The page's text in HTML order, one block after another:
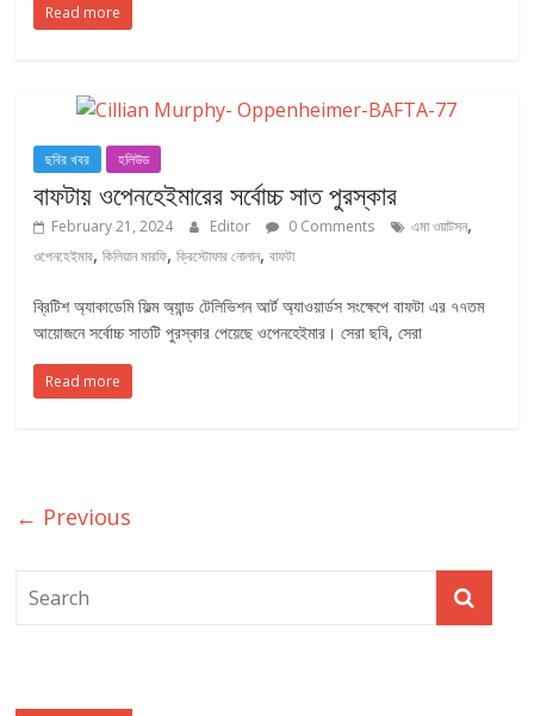
Read more
ছবির খবর হলিউড
বাফটায় ওপেনহেইমারের সর্বোচ্চ সাত পুরস্কার
February 21, 2024 Editor 0 Comments এমা ওয়াটসন,
ওপেনহেইমার,কিলিয়ান মারফি,ক্রিস্টোফার নোলান,বাফটা
ব্রিটিশ অ্যাকাডেমি ফিল্ম অ্যান্ড টেলিভিশন আর্ট অ্যাওয়ার্ডস সংক্ষেপে বাফটা এর ৭৭তম
আয়োজনে সর্বোচ্চ সাতটি পুরস্কার পেয়েছে ওপেনহেইমার। সেরা ছবি, সেরা
Read more
← Previous